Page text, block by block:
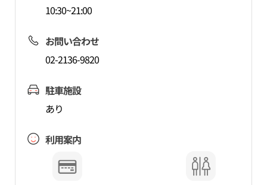
10:30~21:00
お問い合わせ
02-2136-9820
駐車施設
あり
利用案内